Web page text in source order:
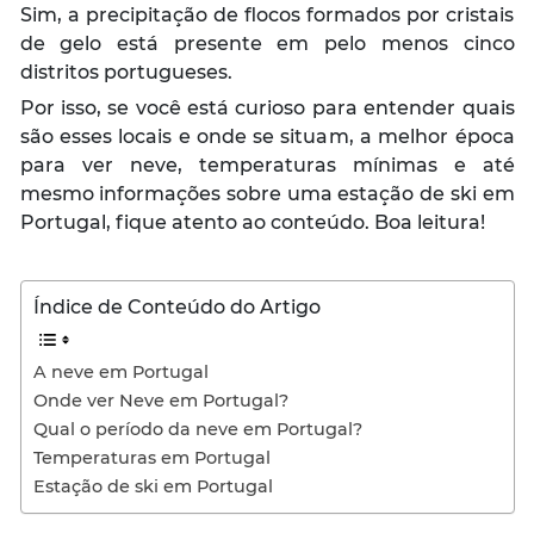
Sim, a precipitação de flocos formados por cristais
de gelo está presente em pelo menos cinco
distritos portugueses.
Por isso, se você está curioso para entender quais
são esses locais e onde se situam, a melhor época
para ver neve, temperaturas mínimas e até
mesmo informações sobre uma estação de ski em
Portugal, fique atento ao conteúdo. Boa leitura!
Índice de Conteúdo do Artigo
A neve em Portugal
Onde ver Neve em Portugal?
Qual o período da neve em Portugal?
Temperaturas em Portugal
Estação de ski em Portugal